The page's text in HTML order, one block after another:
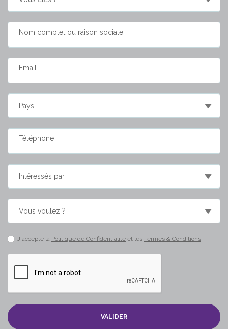
Nom complet ou raison sociale
Email
Téléphone
J'accepte la Politique de Confidentialité et les Termes & Conditions
VALIDER